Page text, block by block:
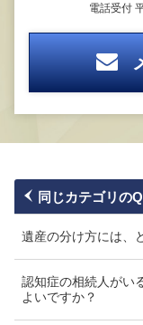
電話受付
同じカテゴリの
遺産の分け方には、
認知症の相続人がい
よいですか？